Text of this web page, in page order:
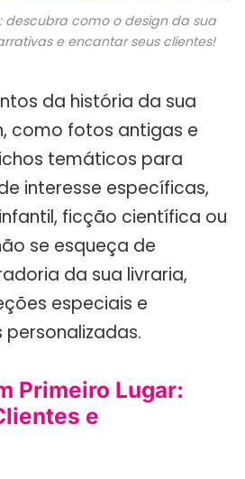
descubra como o design da sua
e encantar seus clientes!
da história da sua
como fotos antigas e
temáticos para
interesse específicas,
ficção científica ou
se esqueça de
da sua livraria,
especiais e
Primeiro Lugar:
e